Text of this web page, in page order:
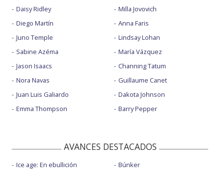
Daisy Ridley
Diego Martín
Juno Temple
Sabine Azéma
Jason Isaacs
Nora Navas
Juan Luis Galiardo
Emma Thompson
Milla Jovovich
Anna Faris
Lindsay Lohan
María Vázquez
Channing Tatum
Guillaume Canet
Dakota Johnson
Barry Pepper
AVANCES DESTACADOS
Ice age: En ebullición
Búnker